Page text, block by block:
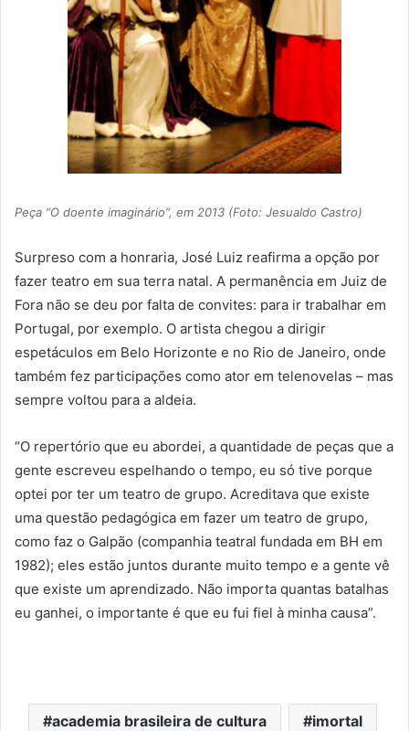
Peça “O doente imaginário”, em 2013 (Foto: Jesualdo Castro)
Surpreso com a honraria, José Luiz reafirma a opção por
fazer teatro em sua terra natal. A permanência em Juiz de
Fora não se deu por falta de convites: para ir trabalhar em
Portugal, por exemplo. O artista chegou a dirigir
espetáculos em Belo Horizonte e no Rio de Janeiro, onde
também fez participações como ator em telenovelas – mas
sempre voltou para a aldeia.
“O repertório que eu abordei, a quantidade de peças que a
gente escreveu espelhando o tempo, eu só tive porque
optei por ter um teatro de grupo. Acreditava que existe
uma questão pedagógica em fazer um teatro de grupo,
como faz o Galpão (companhia teatral fundada em BH em
1982); eles estão juntos durante muito tempo e a gente vê
que existe um aprendizado. Não importa quantas batalhas
eu ganhei, o importante é que eu fui fiel à minha causa”.
academia brasileira de cultura imortal